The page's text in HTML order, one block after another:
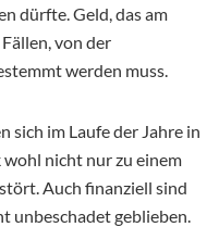
dürfte. Geld, das am
von der
werden muss.
sich im Laufe der Jahre in
nicht nur zu einem
Auch finanziell sind
unbeschadet geblieben.